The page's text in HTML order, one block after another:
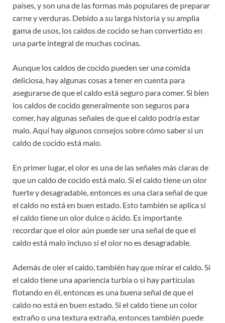
países, y son una de las formas más populares de preparar
carne y verduras. Debido a su larga historia y su amplia
gama de usos, los caldos de cocido se han convertido en
una parte integral de muchas cocinas.
Aunque los caldos de cocido pueden ser una comida
deliciosa, hay algunas cosas a tener en cuenta para
asegurarse de que el caldo está seguro para comer. Si bien
los caldos de cocido generalmente son seguros para
comer, hay algunas señales de que el caldo podría estar
malo. Aquí hay algunos consejos sobre cómo saber si un
caldo de cocido está malo.
En primer lugar, el olor es una de las señales más claras de
que un caldo de cocido está malo. Si el caldo tiene un olor
fuerte y desagradable, entonces es una clara señal de que
el caldo no está en buen estado. Esto también se aplica si
el caldo tiene un olor dulce o ácido. Es importante
recordar que el olor aún puede ser una señal de que el
caldo está malo incluso si el olor no es desagradable.
Además de oler el caldo, también hay que mirar el caldo. Si
el caldo tiene una apariencia turbia o si hay partículas
flotando en él, entonces es una buena señal de que el
caldo no está en buen estado. Si el caldo tiene un color
extraño o una textura extraña, entonces también puede